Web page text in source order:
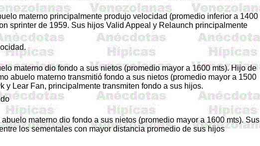
materno principalmente produjo velocidad (promedio inferior a 1400
sprinter de 1959. Sus hijos Valid Appeal y Relaunch principalmente
materno dio fondo a sus nietos (promedio mayor a 1600 mts). Hijo de
abuelo materno transmitió fondo a sus nietos (promedio mayor a 1500
y Lear Fan, principalmente transmiten fondo a sus hijos.
materno dio fondo a sus nietos (promedio mayor a 1600 mts). Sus
los sementales con mayor distancia promedio de sus hijos